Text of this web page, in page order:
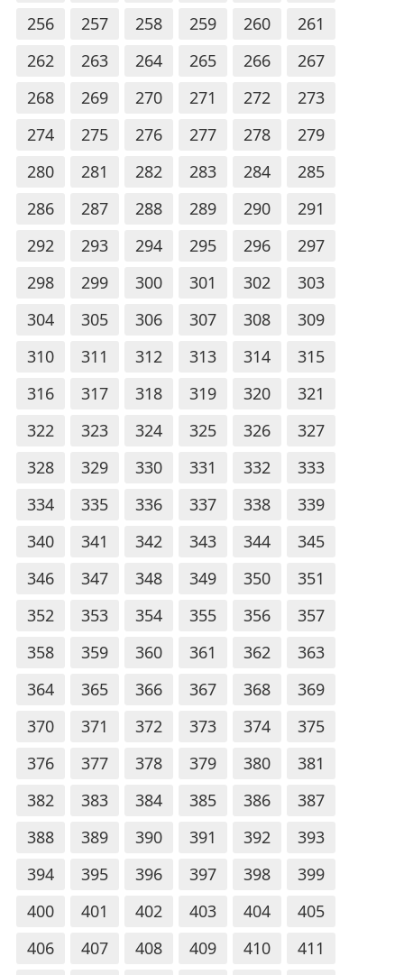
256
257 258 259 260
261
262
263 264 265 266
267
268
269 270 271 272
273
274
275 276 277 278
279
280
281 282 283 284
285
286
287 288 289 290
291
292
293 294 295 296
297
298
299 300 301 302
303
304
305 306 307 308
309
310
311 312 313 314
315
316
317 318 319 320
321
322
323 324 325 326
327
328
329 330 331 332
333
334
335 336 337 338
339
340
341 342 343 344
345
346
347 348 349 350
351
352
353 354 355 356
357
358
359 360 361 362
363
364
365 366 367 368
369
370
371 372 373 374
375
376
377 378 379 380
381
382
383 384 385 386
387
388
389 390 391 392
393
394
395 396 397 398
399
400
401 402 403 404
405
406
407 408 409 410
411